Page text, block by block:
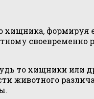
формируя
своевременно
то хищники или
животного